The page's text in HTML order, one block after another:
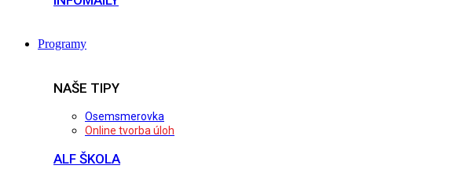
Programy
NAŠE TIPY
Osemsmerovka
Online tvorba úloh
ALF ŠKOLA